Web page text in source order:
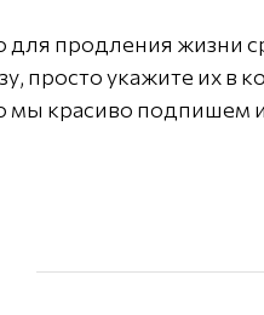
для продления жизни
просто укажите их в
мы красиво подпишем